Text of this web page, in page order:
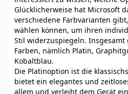
Glücklicherweise hat Microsoft
verschiedene Farbvarianten
wählen können, um ihren
Stil widerzuspiegeln.
Farben, nämlich Platin,
Kobaltblau.
Die Platinoption ist die
bietet ein elegantes und
allem und verleiht dem Gerät